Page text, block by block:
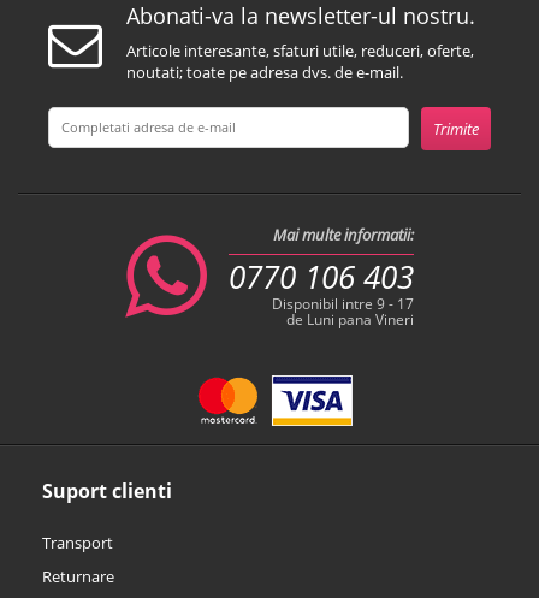
Suport clienti
Transport
Returnare
Abonati-va la newsletter-ul nostru.
Articole interesante, sfaturi utile, reduceri, oferte,
noutati; toate pe adresa dvs. de e-mail.
Mai multe informatii:
0770 106 403
Disponibil intre 9 - 17
de Luni pana Vineri